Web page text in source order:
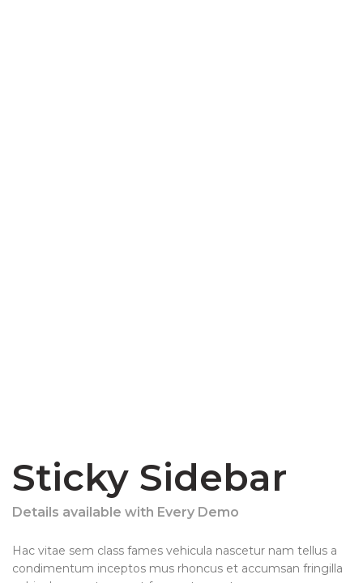
Sticky Sidebar
Details available with Every Demo
Hac vitae sem class fames vehicula nascetur nam tellus a
condimentum inceptos mus rhoncus et accumsan fringilla